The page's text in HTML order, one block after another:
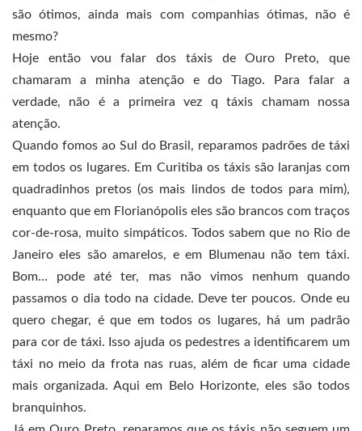
são ótimos, ainda mais com companhias ótimas, não é
mesmo?
Hoje então vou falar dos táxis de Ouro Preto, que
chamaram a minha atenção e do Tiago. Para falar a
verdade, não é a primeira vez q táxis chamam nossa
atenção.
Quando fomos ao Sul do Brasil, reparamos padrões de táxi
em todos os lugares. Em Curitiba os táxis são laranjas com
quadradinhos pretos (os mais lindos de todos para mim),
enquanto que em Florianópolis eles são brancos com traços
cor-de-rosa, muito simpáticos. Todos sabem que no Rio de
Janeiro eles são amarelos, e em Blumenau não tem táxi.
Bom… pode até ter, mas não vimos nenhum quando
passamos o dia todo na cidade. Deve ter poucos. Onde eu
quero chegar, é que em todos os lugares, há um padrão
para cor de táxi. Isso ajuda os pedestres a identificarem um
táxi no meio da frota nas ruas, além de ficar uma cidade
mais organizada. Aqui em Belo Horizonte, eles são todos
branquinhos.